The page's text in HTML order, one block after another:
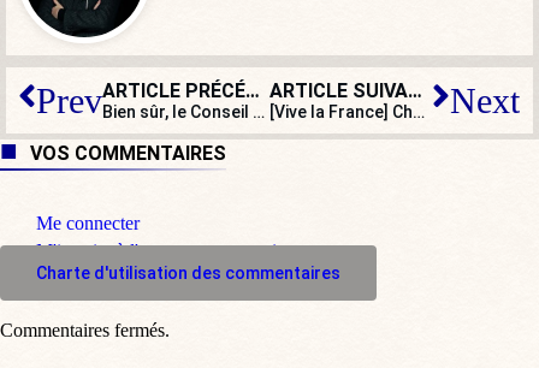
Prev ARTICLE PRÉCÉDENT
Bien sûr, le Conseil constitutionnel ne fait pas de politique
ARTICLE SUIVANT
[Vive la France] Champions du monde de la boulangerie ! Next
VOS COMMENTAIRES
Me connecter
M'inscrire à l'espace commentaire
Charte d'utilisation des commentaires
Commentaires fermés.